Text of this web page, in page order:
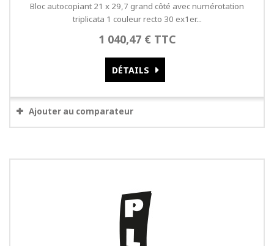
Bloc autocopiant 21 x 29,7 grand côté avec numérotation
triplicata 1 couleur recto 30 ex1er...
1 040,47 € TTC
DÉTAILS
Ajouter au comparateur